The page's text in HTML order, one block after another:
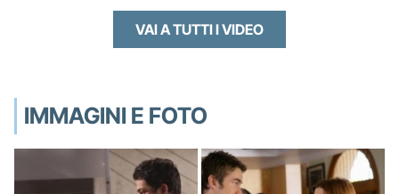
VAI A TUTTI I VIDEO
IMMAGINI E FOTO